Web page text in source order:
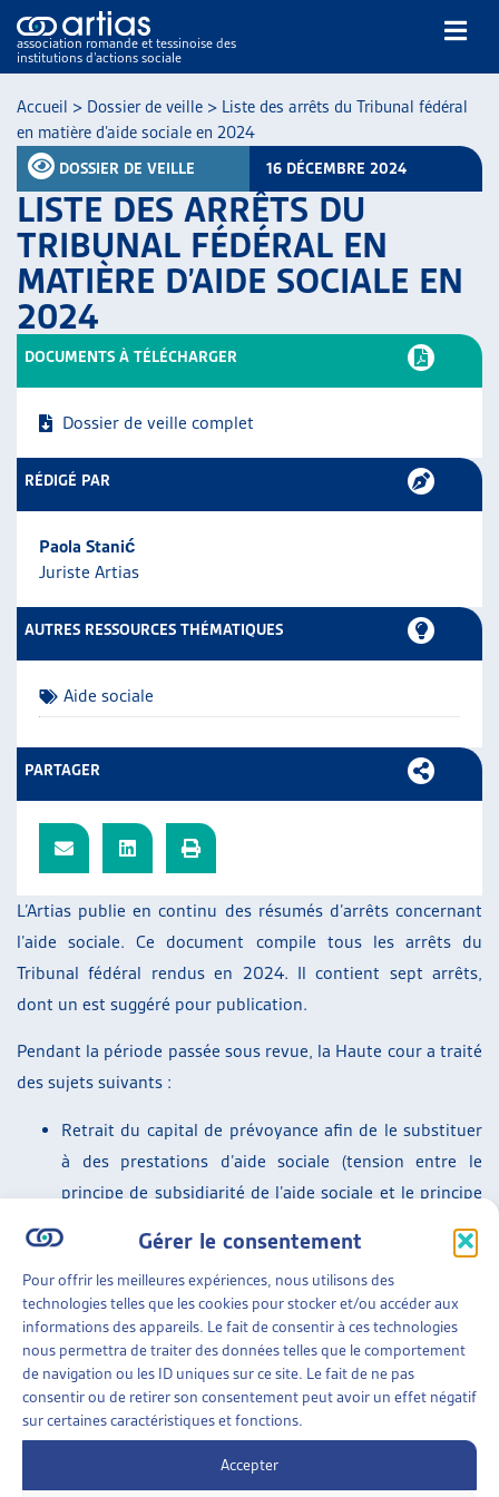
Gérer le consentement
Pour offrir les meilleures expériences, nous utilisons des
technologies telles que les cookies pour stocker et/ou accéder aux
informations des appareils. Le fait de consentir à ces technologies
nous permettra de traiter des données telles que le comportement
de navigation ou les ID uniques sur ce site. Le fait de ne pas
consentir ou de retirer son consentement peut avoir un effet négatif
sur certaines caractéristiques et fonctions.
Accepter
association romande et tessinoise des
institutions d’actions sociale
NOS PUBLICATIONS
ARTICLES
DOSSIERS DU MOIS
VEILLE
THÉMATIQUES
GUIDE SOCIAL ROMAND
AUTRES
L’ASSOCIATION
PROJETS ET ACTIVITÉS
JOURNÉES D’AUTOMNE
Accueil > Dossier de veille > Liste des arrêts du Tribunal fédéral
en matière d’aide sociale en 2024
DOSSIER DE VEILLE 16 DÉCEMBRE 2024
LISTE DES ARRÊTS DU
TRIBUNAL FÉDÉRAL EN
MATIÈRE D’AIDE SOCIALE EN
2024
L’Artias publie en continu des résumés d’arrêts concernant
l’aide sociale. Ce document compile tous les arrêts du
Tribunal fédéral rendus en 2024. Il contient sept arrêts,
dont un est suggéré pour publication.
Pendant la période passée sous revue, la Haute cour a traité
des sujets suivants :
Retrait du capital de prévoyance afin de le substituer
à des prestations d’aide sociale (tension entre le
principe de subsidiarité de l’aide sociale et le principe
sujet concerne deux arrêts ;
Date de début d’octroi de l’aide et montants alloués ;
Droit d’être entendu ;
Prise en charge du loyer d’un jeune adulte sans
formation vivant auprès de ses parents;
Détermination du domicile d’assistance, dans deux
arrêts également.
SUR LE MÊME THÈME…
DOCUMENTS À TÉLÉCHARGER
Dossier de veille complet
RÉDIGÉ PAR
Paola Stanić
Juriste Artias
AUTRES RESSOURCES THÉMATIQUES
Aide sociale
PARTAGER